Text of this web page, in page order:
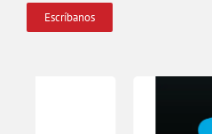
Escríbanos